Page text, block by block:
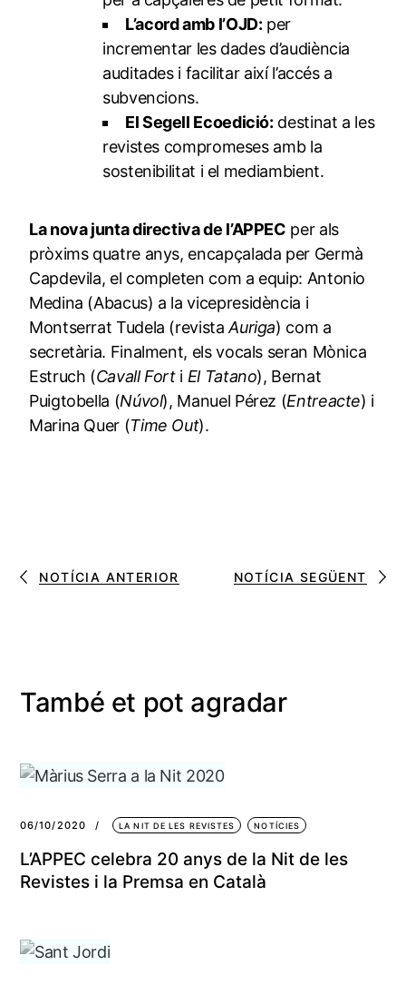
L’acord amb l’OJD: per
incrementar les dades d’audiència
auditades i facilitar així l’accés a
subvencions.
El Segell Ecoedició: destinat a les
revistes compromeses amb la
sostenibilitat i el mediambient.
La nova junta directiva de l’APPEC per als
pròxims quatre anys, encapçalada per Germà
Capdevila, el completen com a equip: Antonio
Medina (Abacus) a la vicepresidència i
Montserrat Tudela (revistaAuriga) com a
secretària. Finalment, els vocals seran Mònica
Estruch (Cavall Forti El Tatano), Bernat
Puigtobella (Núvol), Manuel Pérez (Entreacte) i
Marina Quer (Time Out).
NOTÍCIA ANTERIOR NOTÍCIA SEGÜENT
També et pot agradar
06/10/2020 LA NIT DE LES REVISTES NOTÍCIES
L’APPEC celebra 20 anys de la Nit de les
Revistes i la Premsa en Català